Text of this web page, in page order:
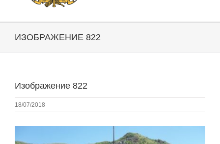
ИЗОБРАЖЕНИЕ 822
Изображение 822
18/07/2018